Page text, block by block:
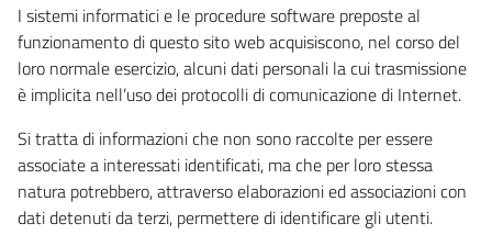
I sistemi informatici e le procedure software preposte al
funzionamento di questo sito web acquisiscono, nel corso del
loro normale esercizio, alcuni dati personali la cui trasmissione
è implicita nell’uso dei protocolli di comunicazione di Internet.
Si tratta di informazioni che non sono raccolte per essere
associate a interessati identificati, ma che per loro stessa
natura potrebbero, attraverso elaborazioni ed associazioni con
dati detenuti da terzi, permettere di identificare gli utenti.